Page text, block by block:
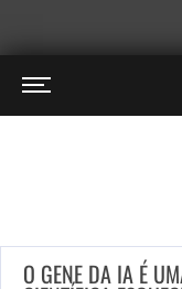
O GENE DA IA ​​É